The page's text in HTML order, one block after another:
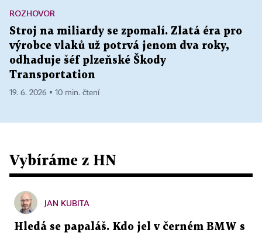
ROZHOVOR
Stroj na miliardy se zpomalí. Zlatá éra pro
výrobce vlaků už potrvá jenom dva roky,
odhaduje šéf plzeňské Škody
Transportation
19. 6. 2026 ▪ 10 min. čtení
Vybíráme z HN
JAN KUBITA
Hledá se papaláš. Kdo jel v černém BMW s